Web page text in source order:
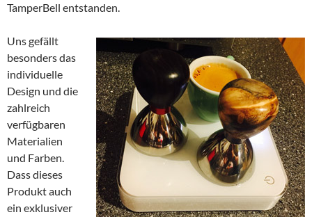
TamperBell entstanden.
Uns gefällt
besonders das
individuelle
Design und die
zahlreich
verfügbaren
Materialien
und Farben.
Dass dieses
Produkt auch
ein exklusiver